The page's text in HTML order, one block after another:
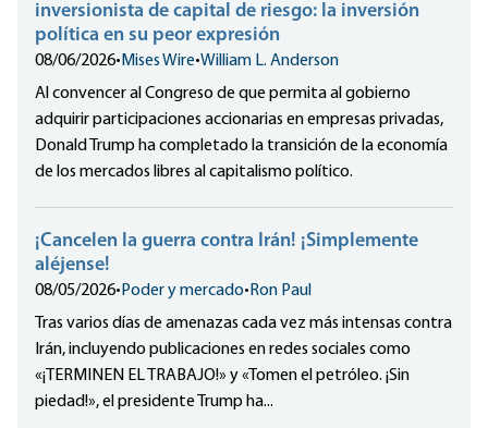
inversionista de capital de riesgo: la inversión
política en su peor expresión
08/06/2026• Mises Wire•William L. Anderson
Al convencer al Congreso de que permita al gobierno
adquirir participaciones accionarias en empresas privadas,
Donald Trump ha completado la transición de la economía
de los mercados libres al capitalismo político.
¡Cancelen la guerra contra Irán! ¡Simplemente
aléjense!
08/05/2026• Poder y mercado• Ron Paul
Tras varios días de amenazas cada vez más intensas contra
Irán, incluyendo publicaciones en redes sociales como
«¡TERMINEN EL TRABAJO!» y «Tomen el petróleo. ¡Sin
piedad!», el presidente Trump ha...